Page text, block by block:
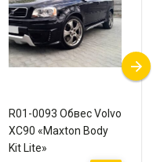
R01-0093 Обвес Volvo
XC90 «Maxton Body
Kit Lite»